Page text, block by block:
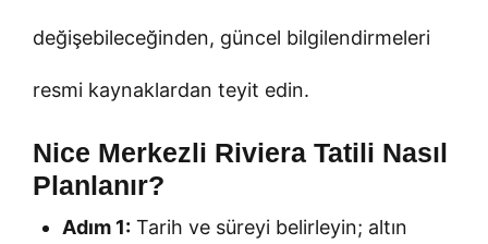
değişebileceğinden, güncel bilgilendirmeleri
resmi kaynaklardan teyit edin.
Nice Merkezli Riviera Tatili Nasıl
Planlanır?
Adım 1: Tarih ve süreyi belirleyin; altın